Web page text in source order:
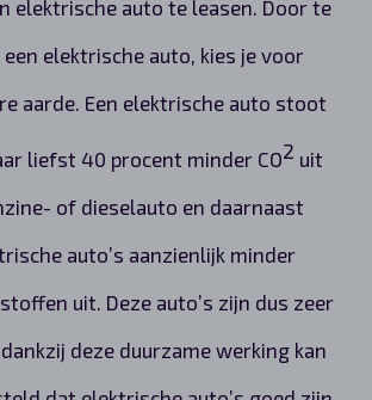
elektrische auto te leasen. Door te
elektrische auto, kies je voor
aarde. Een elektrische auto stoot
liefst 40 procent minder CO2 uit
of dieselauto en daarnaast
auto’s aanzienlijk minder
uit. Deze auto’s zijn dus zeer
deze duurzame werking kan